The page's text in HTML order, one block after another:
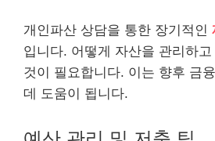
개인파산 상담을 통한 장기적인
입니다. 어떻게 자산을 관리하
것이 필요합니다. 이는 향후 금
데 도움이 됩니다.